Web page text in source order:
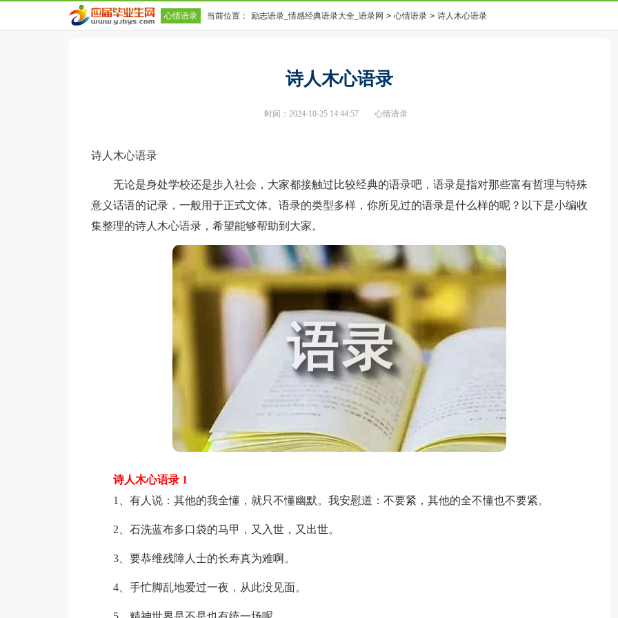
心情语录 当前位置： 励志语录_情感经典语录大全_语录网 > 心情语录 > 诗人木心语录
诗人木心语录
时间：2024-10-25 14:44:57 心情语录
诗人木心语录
无论是身处学校还是步入社会，大家都接触过比较经典的语录吧，语录是指对那些富有哲理与特殊
意义话语的记录，一般用于正式文体。语录的类型多样，你所见过的语录是什么样的呢？以下是小编收
集整理的诗人木心语录，希望能够帮助到大家。
诗人木心语录 1
1、有人说：其他的我全懂，就只不懂幽默。我安慰道：不要紧，其他的全不懂也不要紧。
2、石洗蓝布多口袋的马甲，又入世，又出世。
3、要恭维残障人士的长寿真为难啊。
4、手忙脚乱地爱过一夜，从此没见面。